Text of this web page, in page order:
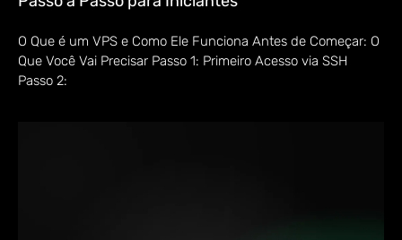
O Que é um VPS e Como Ele Funciona Antes de Começar: O
Que Você Vai Precisar Passo 1: Primeiro Acesso via SSH
Passo 2: